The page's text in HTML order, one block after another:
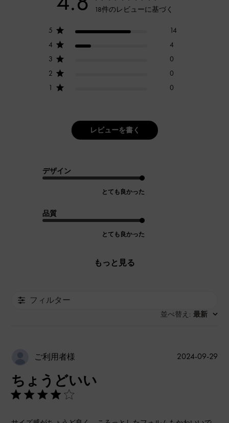
18件のレビューに基づく
5
14
4
4
3
0
2
0
1
0
レビューを書く
デザイン
とても良かった
品質
とても良かった
もっと見る
フィルター
並べ替え : 最新
ご利用者様
ちょうどいい
公
2024-09-29